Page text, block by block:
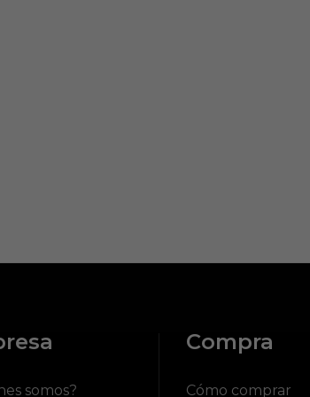
somos?
Compra
Cómo comprar